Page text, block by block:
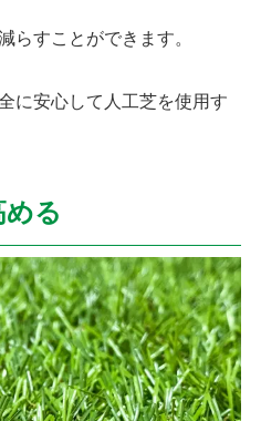
らすことができます。
に安心して人工芝を使用す
る